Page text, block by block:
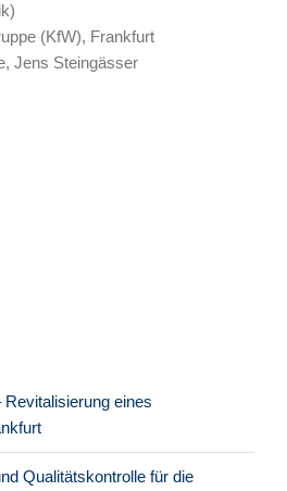
(KfW), Frankfurt
Jens Steingässer
eines
Qualitätskontrolle für die